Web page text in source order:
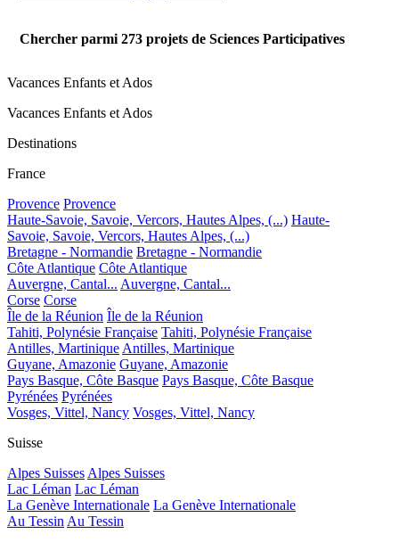
Chercher parmi 273 projets de Sciences Participatives
Vacances Enfants et Ados
Vacances Enfants et Ados
Destinations
France
Provence Provence
Haute-Savoie, Savoie, Vercors, Hautes Alpes, (...) Haute-
Savoie, Savoie, Vercors, Hautes Alpes, (...)
Bretagne - Normandie Bretagne - Normandie
Côte Atlantique Côte Atlantique
Auvergne, Cantal... Auvergne, Cantal...
Corse Corse
Île de la Réunion Île de la Réunion
Tahiti, Polynésie Française Tahiti, Polynésie Française
Antilles, Martinique Antilles, Martinique
Guyane, Amazonie Guyane, Amazonie
Pays Basque, Côte Basque Pays Basque, Côte Basque
Pyrénées Pyrénées
Vosges, Vittel, Nancy Vosges, Vittel, Nancy
Suisse
Alpes Suisses Alpes Suisses
Lac Léman Lac Léman
La Genève Internationale La Genève Internationale
Au Tessin Au Tessin